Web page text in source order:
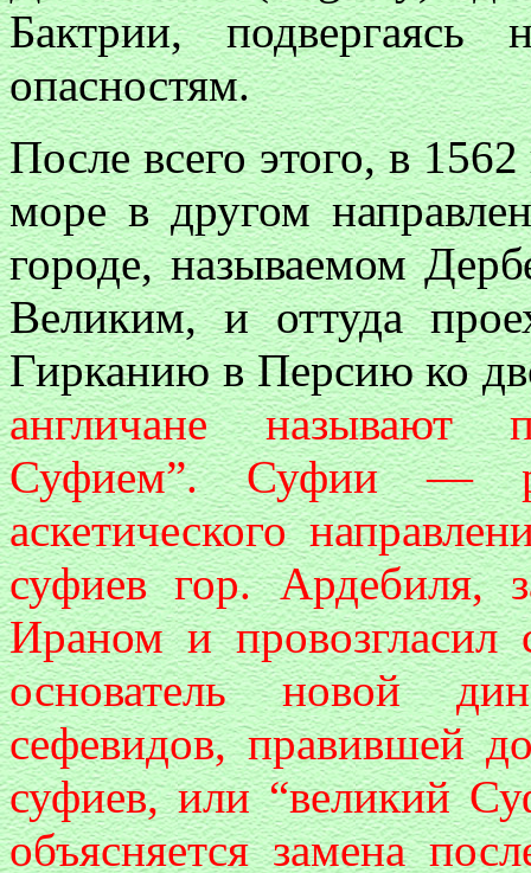
Бактрии,
опасностям.
После всего этого, в
море в другом
городе, называемом
Великим, и оттуда
Гирканию в Персию ко
англичане называют
Суфием”. Суфии —
аскетического
суфиев гор. Ардебиля,
Ираном и
основатель новой
сефевидов, правившей
суфиев, или “великий
объясняется замена